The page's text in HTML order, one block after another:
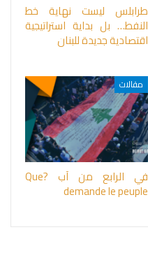
طرابلس ليست نهاية خط
النفط… بل بداية استراتيجية
اقتصادية جديدة للبنان
مقالات
في الرابع من آب ?Que
demande le peuple